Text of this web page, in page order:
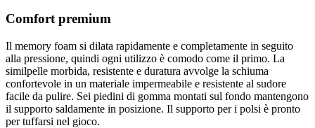
Comfort premium
Il memory foam si dilata rapidamente e completamente in seguito
alla pressione, quindi ogni utilizzo è comodo come il primo. La
similpelle morbida, resistente e duratura avvolge la schiuma
confortevole in un materiale impermeabile e resistente al sudore
facile da pulire. Sei piedini di gomma montati sul fondo mantengono
il supporto saldamente in posizione. Il supporto per i polsi è pronto
per tuffarsi nel gioco.